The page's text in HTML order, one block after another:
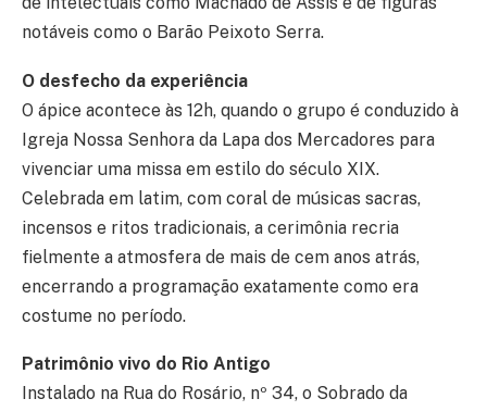
notáveis como o Barão Peixoto Serra.
O desfecho da experiência
O ápice acontece às 12h, quando o grupo é conduzido à
Igreja Nossa Senhora da Lapa dos Mercadores para
vivenciar uma missa em estilo do século XIX.
Celebrada em latim, com coral de músicas sacras,
incensos e ritos tradicionais, a cerimônia recria
fielmente a atmosfera de mais de cem anos atrás,
encerrando a programação exatamente como era
costume no período.
Patrimônio vivo do Rio Antigo
Instalado na Rua do Rosário, nº 34, o Sobrado da